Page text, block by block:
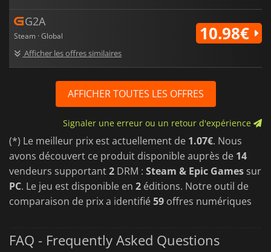
G2A
Steam · Global
Afficher les offres similaires
10.98€
AFFICHER TOUTES LES OFFRES
Signaler une erreur ou un retour d'expérience
(*) Le meilleur prix est actuellement de 1.07€. Nous
avons découvert ce produit disponible auprès de 14
vendeurs supportant2 DRM : Steam & Epic Games sur
PC. Le jeu est disponible en 2 éditions. Notre outil de
comparaison de prix a identifié59 offres numériques
FAQ - Frequently Asked Questions